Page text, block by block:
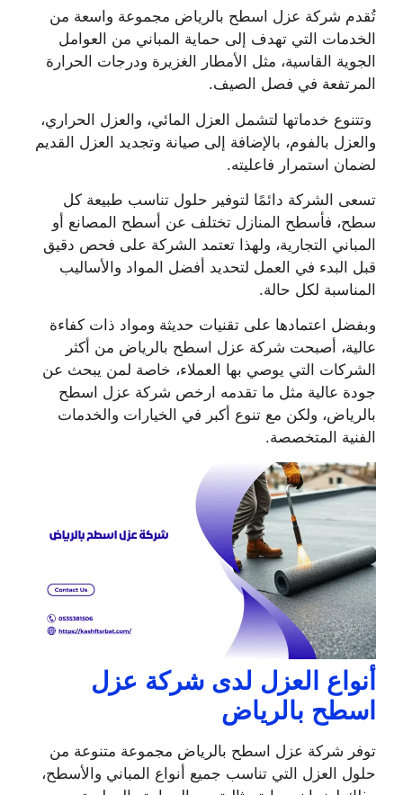
تُقدم شركة عزل اسطح بالرياض مجموعة واسعة من
الخدمات التي تهدف إلى حماية المباني من العوامل
الجوية القاسية، مثل الأمطار الغزيرة ودرجات الحرارة
المرتفعة في فصل الصيف.
وتتنوع خدماتها لتشمل العزل المائي، والعزل الحراري،
والعزل بالفوم، بالإضافة إلى صيانة وتجديد العزل القديم
لضمان استمرار فاعليته.
تسعى الشركة دائمًا لتوفير حلول تناسب طبيعة كل
سطح، فأسطح المنازل تختلف عن أسطح المصانع أو
المباني التجارية، ولهذا تعتمد الشركة على فحص دقيق
قبل البدء في العمل لتحديد أفضل المواد والأساليب
المناسبة لكل حالة.
وبفضل اعتمادها على تقنيات حديثة ومواد ذات كفاءة
عالية، أصبحت شركة عزل اسطح بالرياض من أكثر
الشركات التي يوصي بها العملاء، خاصة لمن يبحث عن
جودة عالية مثل ما تقدمه ارخص شركة عزل اسطح
بالرياض، ولكن مع تنوع أكبر في الخيارات والخدمات
الفنية المتخصصة.
أنواع العزل لدى شركة عزل
اسطح بالرياض
توفر شركة عزل اسطح بالرياض مجموعة متنوعة من
حلول العزل التي تناسب جميع أنواع المباني والأسطح،